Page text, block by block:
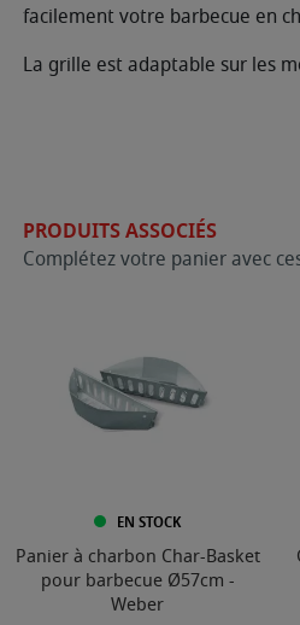
facilement votre barbecue en
La grille est adaptable sur les
PRODUITS ASSOCIÉS
Complétez votre panier avec
EN STOCK
Panier à charbon Char-Basket
pour barbecue Ø57cm -
Weber